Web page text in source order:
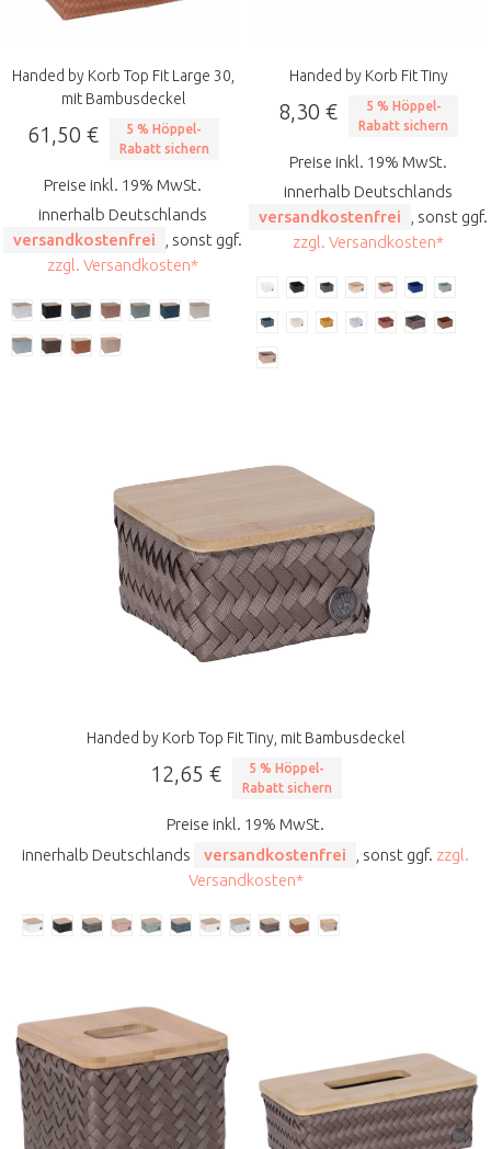
Handed by Korb Top Fit Large 30,
mit Bambusdeckel
61,50 €
5 % Höppel-
Rabatt sichern
Preise inkl. 19% MwSt.
innerhalb Deutschlands
versandkostenfrei
, sonst ggf.
zzgl. Versandkosten*
Handed by Korb Fit Tiny
8,30 €
5 % Höppel-
Rabatt sichern
Preise inkl. 19% MwSt.
innerhalb Deutschlands
versandkostenfrei
, sonst ggf.
zzgl. Versandkosten*
Handed by Korb Top Fit Tiny, mit Bambusdeckel
12,65 €
5 % Höppel-
Rabatt sichern
Preise inkl. 19% MwSt.
innerhalb Deutschlands
versandkostenfrei , sonst ggf. zzgl.
Versandkosten*